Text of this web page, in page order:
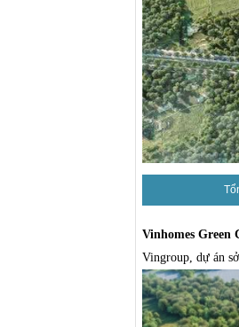
Vinhomes Green
Vingroup, dự án